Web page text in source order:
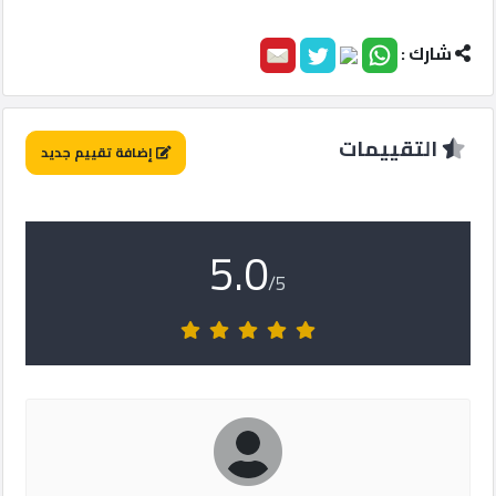
القطري
QHOST
شارك :
التقييمات إضافة تقييم جديد
5.0/5